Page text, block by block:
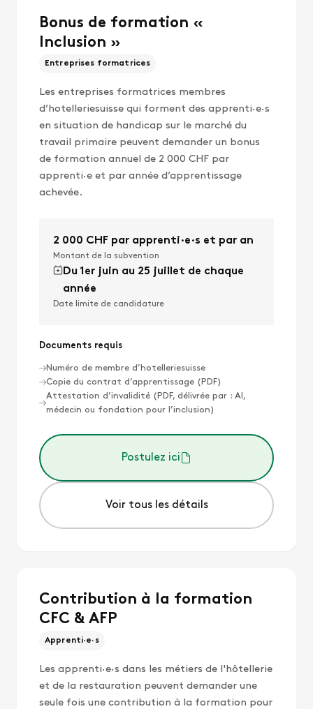
Bonus de formation «
Inclusion »
Entreprises formatrices
Les entreprises formatrices membres
d’hotelleriesuisse qui forment des apprenti·e·s
en situation de handicap sur le marché du
travail primaire peuvent demander un bonus
de formation annuel de 2 000 CHF par
apprenti·e et par année d’apprentissage
achevée.
2 000 CHF par apprenti·e·s et par an
Montant de la subvention
Du 1er juin au 25 juillet de chaque
année
Date limite de candidature
Documents requis
Numéro de membre d’hotelleriesuisse
Copie du contrat d’apprentissage (PDF)
Attestation d’invalidité (PDF, délivrée par : AI,
médecin ou fondation pour l’inclusion)
Postulez ici
Voir tous les détails
Contribution à la formation
CFC & AFP
Apprenti·e·s
Les apprenti·e·s dans les métiers de l'hôtellerie
et de la restauration peuvent demander une
seule fois une contribution à la formation pour